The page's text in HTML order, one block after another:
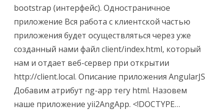
bootstrap (интерфейс). Одностраничное
приложение Вся работа с клиентской частью
приложения будет осуществляться через уже
созданный нами файл client/index.html, который
нам и отдает веб-сервер при открытии
http://client.local. Описание приложения AngularJS
Добавим атрибут ng-app тегу html. Назовем
наше приложение yii2AngApp. <!DOCTYPE…